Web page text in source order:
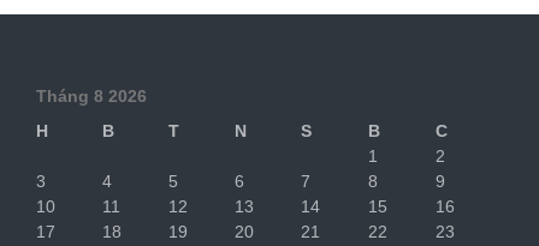
Tháng 8 2026
H
B T N S B
C
1
2
3
4 5 6 7 8
9
10
11 12 13 14 15
16
17
18 19 20 21 22
23